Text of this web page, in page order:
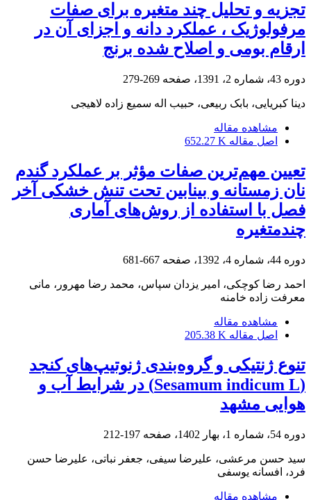
تجزیه و تحلیل چند متغیره برای صفات
مرفولوژیک ، عملکرد دانه و اجزای آن در
ارقام بومی و اصلاح شده برنج
دوره 43، شماره 2، 1391، صفحه 269-279
دینا کبریایی، بابک ربیعی، حبیب اله سمیع زاده لاهیجی
مشاهده مقاله
اصل مقاله 652.27 K
تعیین مهم‌‌ترین صفات مؤثر بر عملکرد گندم
نان زمستانه و بینابین تحت تنش خشکی آخر
فصل با استفاده از روش‌های آماری
چندمتغیره
دوره 44، شماره 4، 1392، صفحه 667-681
احمد رضا کوچکی، امیر یزدان سپاس، محمد رضا مهرور، مانی
معرفت زاده خامنه
مشاهده مقاله
اصل مقاله 205.38 K
تنوع ژنتیکی و گروه‌بندی ژنوتیپ‌های کنجد
(Sesamum indicum L) در شرایط آب‌ و
هوایی مشهد
دوره 54، شماره 1، بهار 1402، صفحه 197-212
سید حسن مرعشی، علیرضا سیفی، جعفر نباتی، علیرضا حسن
فرد، افسانه یوسفی
مشاهده مقاله